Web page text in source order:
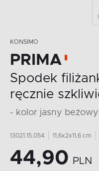
KONSIMO
PRIMA
Spodek
ręcznie
- kolor jasny beżowy
13021.15.054 11,6x2x11,6 cm
44,90 PLN